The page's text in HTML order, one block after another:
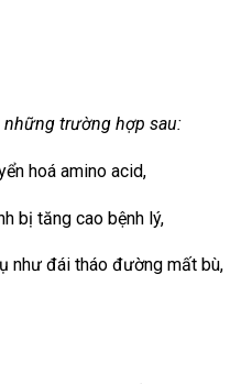
trường hợp sau:
hoá amino acid,
bị tăng cao bệnh lý,
như đái tháo đường mất bù,